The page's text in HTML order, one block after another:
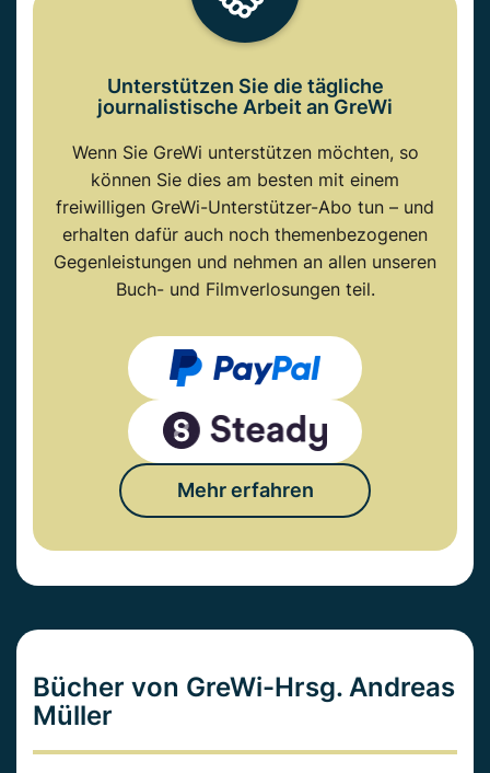
Unterstützen Sie die tägliche
journalistische Arbeit an GreWi
Wenn Sie GreWi unterstützen möchten, so
können Sie dies am besten mit einem
freiwilligen GreWi-Unterstützer-Abo tun – und
erhalten dafür auch noch themenbezogenen
Gegenleistungen und nehmen an allen unseren
Buch- und Filmverlosungen teil.
Mehr erfahren
Bücher von GreWi-Hrsg. Andreas
Müller